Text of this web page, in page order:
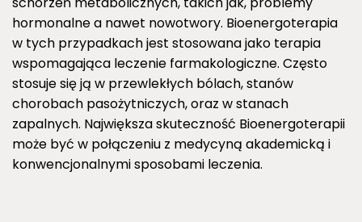
hormonalne a nawet nowotwory. Bioenergoterapia
w tych przypadkach jest stosowana jako terapia
wspomagająca leczenie farmakologiczne. Często
stosuje się ją w przewlekłych bólach, stanów
chorobach pasożytniczych, oraz w stanach
zapalnych. Największa skuteczność Bioenergoterapii
może być w połączeniu z medycyną akademicką i
konwencjonalnymi sposobami leczenia.